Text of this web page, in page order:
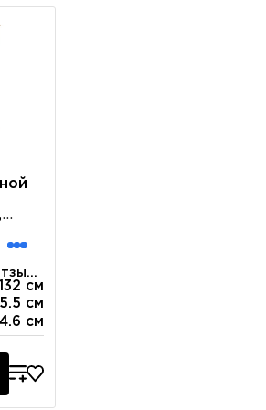
Нет отзывов
132 см
см
см